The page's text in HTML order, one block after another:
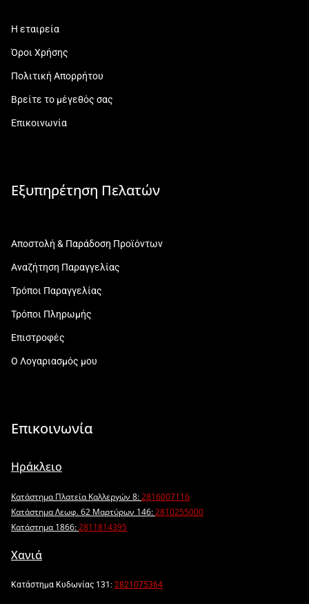
Η εταιρεία
Όροι Χρήσης
Πολιτική Απορρήτου
Βρείτε το μέγεθός σας
Επικοινωνία
Εξυπηρέτηση Πελατών
Αποστολή & Παράδοση Προϊόντων
Αναζήτηση Παραγγελίας
Τρόποι Παραγγελίας
Τρόποι Πληρωμής
Επιστροφές
Ο Λογαριασμός μου
Επικοινωνία
Ηράκλειο
Κατάστημα Πλατεία Καλλεργών 8:2816007116
Κατάστημα Λεωφ. 62 Μαρτύρων 146:2810255000
Κατάστημα 1866:2811814395
Χανιά
Κατάστημα Κυδωνίας 131: 2821075364